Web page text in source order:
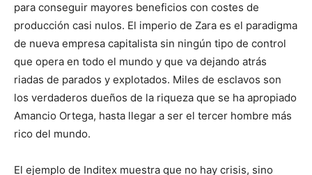
para conseguir mayores beneficios con costes de
producción casi nulos. El imperio de Zara es el paradigma
de nueva empresa capitalista sin ningún tipo de control
que opera en todo el mundo y que va dejando atrás
riadas de parados y explotados. Miles de esclavos son
los verdaderos dueños de la riqueza que se ha apropiado
Amancio Ortega, hasta llegar a ser el tercer hombre más
rico del mundo.
El ejemplo de Inditex muestra que no hay crisis, sino